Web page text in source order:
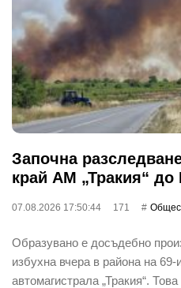
Започна
край АМ „Тракия“ до
07.08.2026 17:50:44 171
Образувано е досъдебно
избухна вчера в района на
автомагистрала „Тракия“.